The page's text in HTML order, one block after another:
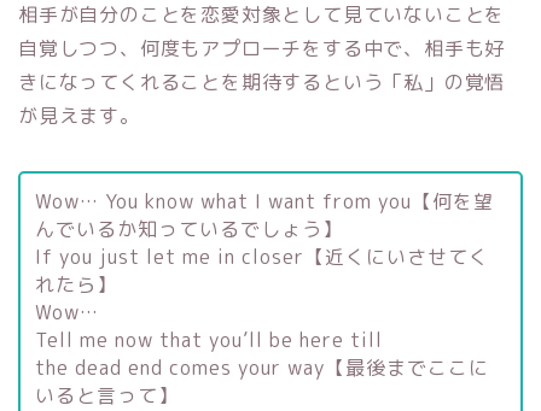
相手が自分のことを恋愛対象として見ていないことを
自覚しつつ、何度もアプローチをする中で、相手も好
きになってくれることを期待するという「私」の覚悟
が見えます。
Wow… You know what I want from you【何を望
んでいるか知っているでしょう】
If you just let me in closer【近くにいさせてく
れたら】
Wow…
Tell me now that you’ll be here till
the dead end comes your way【最後までここに
いると言って】